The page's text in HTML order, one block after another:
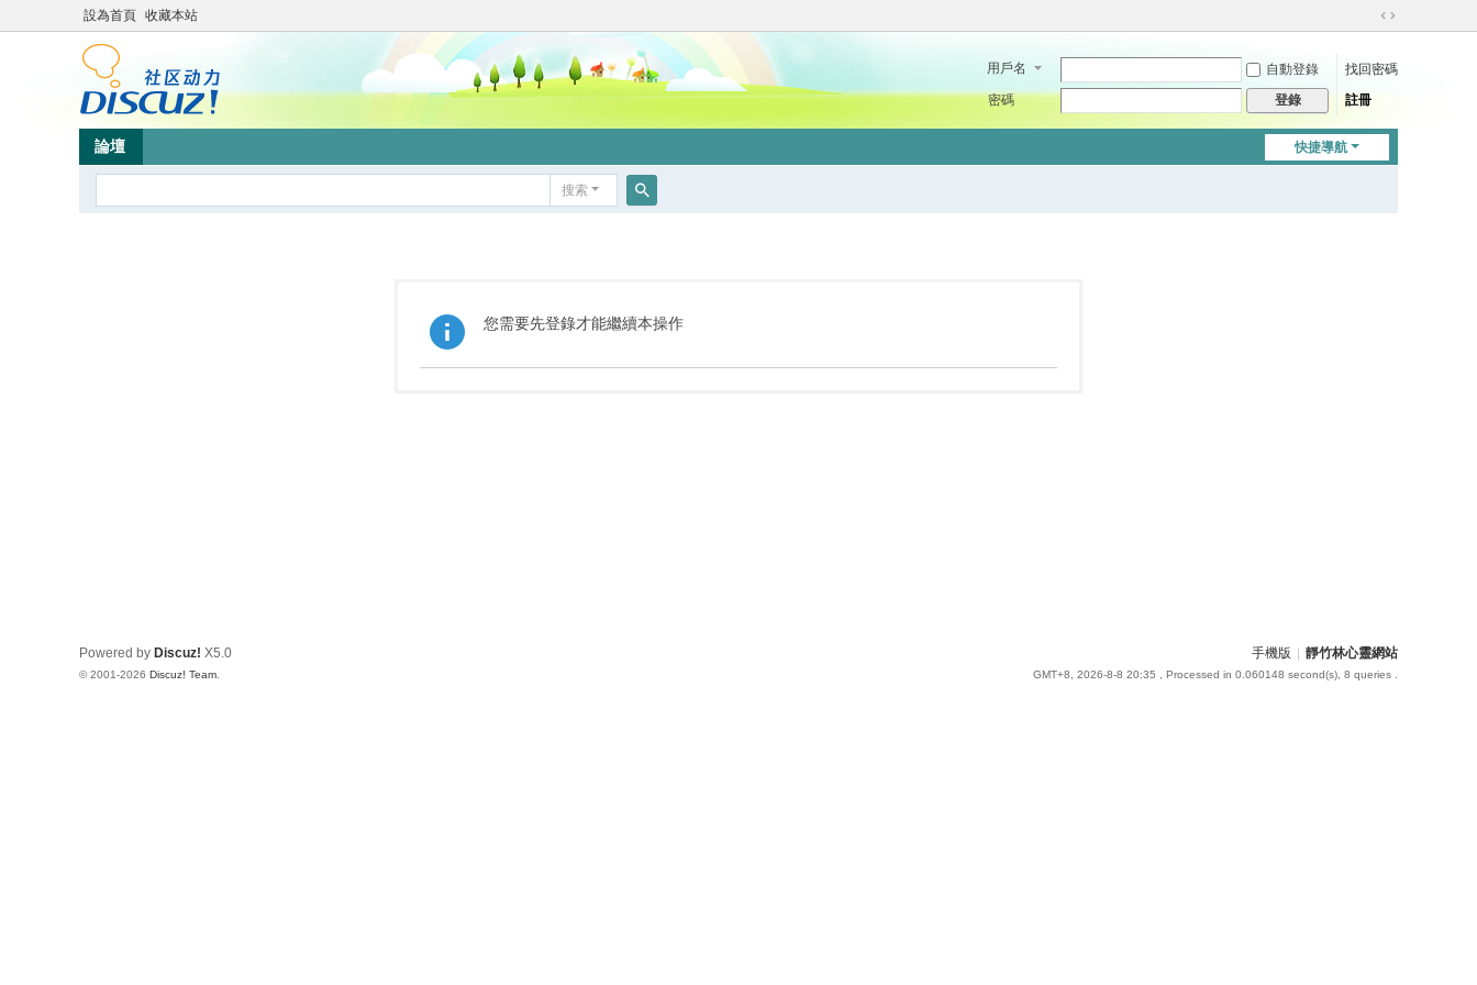
設為首頁 收藏本站
切
到
用戶名 自動登錄
找回密碼
密碼
登錄 註冊
快捷導航
論壇
搜索
您需要先登錄才能繼續本操作
手機版 靜竹林心靈網站
GMT+8, 2026-8-8 20:35 , Processed in 0.060148 second(s), 8 queries .
Powered by Discuz! X5.0
© 2001-2026 Discuz! Team